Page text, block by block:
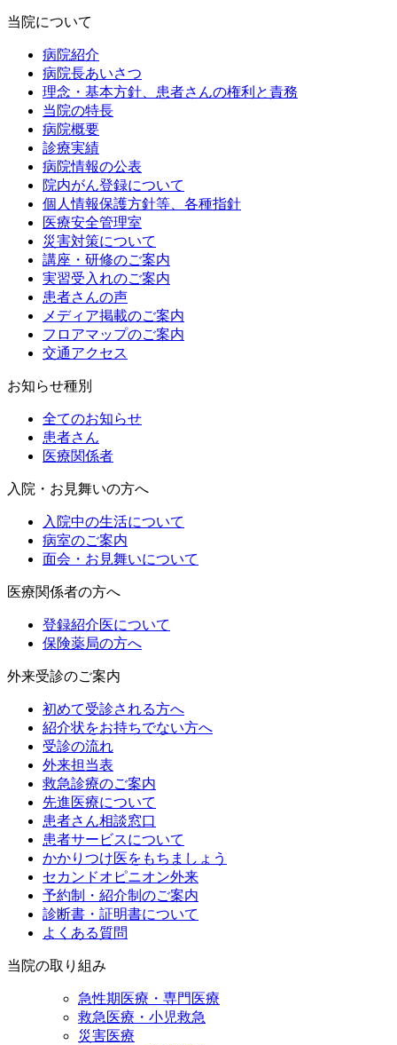
当院について
病院紹介
病院長あいさつ
理念・基本方針、患者さんの権利と責務
当院の特長
病院概要
診療実績
病院情報の公表
院内がん登録について
個人情報保護方針等、各種指針
医療安全管理室
災害対策について
講座・研修のご案内
実習受入れのご案内
患者さんの声
メディア掲載のご案内
フロアマップのご案内
交通アクセス
お知らせ種別
全てのお知らせ
患者さん
医療関係者
入院・お見舞いの方へ
入院中の生活について
病室のご案内
面会・お見舞いについて
医療関係者の方へ
登録紹介医について
保険薬局の方へ
外来受診のご案内
初めて受診される方へ
紹介状をお持ちでない方へ
受診の流れ
外来担当表
救急診療のご案内
先進医療について
患者さん相談窓口
患者サービスについて
かかりつけ医をもちましょう
セカンドオピニオン外来
予約制・紹介制のご案内
診断書・証明書について
よくある質問
当院の取り組み
急性期医療・専門医療
救急医療・小児救急
災害医療